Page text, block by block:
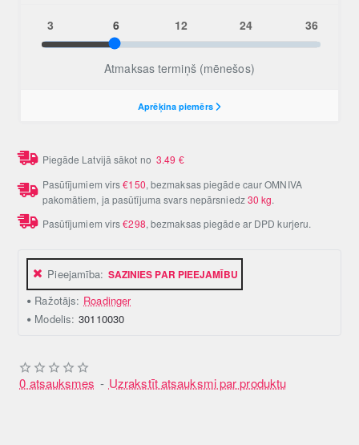
Pieejamība: SAZINIES PAR PIEEJAMĪBU
Ražotājs: Roadinger
Modelis: 30110030
0 atsauksmes - Uzrakstīt atsauksmi par produktu
Piegāde Latvijā sākot no3.49 €
Pasūtījumiem virs€150, bezmaksas piegāde caur OMNIVA
pakomātiem, ja pasūtījuma svars nepārsniedz30 kg.
Pasūtījumiem virs€298, bezmaksas piegāde ar DPD kurjeru.